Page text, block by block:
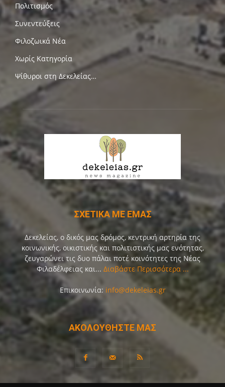
Πολιτισμός
Συνεντεύξεις
Φιλοζωικά Νέα
Χωρίς Κατηγορία
Ψίθυροι στη Δεκελείας…
ΣΧΕΤΙΚΑ ΜΕ ΕΜΑΣ
Δεκελείας, ο δικός μας δρόμος, κεντρική αρτηρία της
κοινωνικής, οικιστικής και πολιτιστικής μας ενότητας,
ζευγαρώνει τις δυο πάλαι ποτέ κοινότητες της Νέας
Φιλαδέλφειας και... Διαβάστε Περισσότερα ...
Επικοινωνία: info@dekeleias.gr
ΑΚΟΛΟΥΘΗΣΤΕ ΜΑΣ